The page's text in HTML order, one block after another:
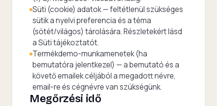
Süti (cookie) adatok — feltétlenül szükséges
sütik a nyelvi preferencia és a téma
(sötét/világos) tárolására. Részletekért lásd
a Süti tájékoztatót.
Termékdemo-munkamenetek (ha
bemutatóra jelentkezel) — a bemutató és a
követő emailek céljából a megadott névre,
email-re és cégnévre van szükségünk.
Megőrzési idő